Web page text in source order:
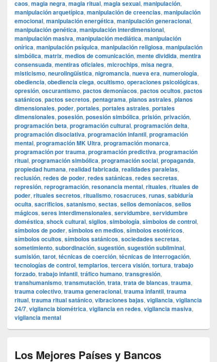
caos, magia negra, magia ritual, magia sexual, manipulación,
manipulación arquetípica, manipulación de creencias, manipulación
emocional, manipulación energética, manipulación generacional,
manipulación genética, manipulación interdimensional,
manipulación masiva, manipulación mediática, manipulación
onírica, manipulación psíquica, manipulación religiosa, manipulación
simbólica, matrix, medios de comunicación, mente dividida, mentira
consensuada, mentiras oficiales, microchips, misa negra,
misticismo, neurolingüística, nigromancia, nueva era, numerología,
obediencia, obediencia ciega, ocultismo, operaciones psicológicas,
opresión, oscurantismo, pactos demoníacos, pactos ocultos, pactos
satánicos, pactos secretos, pentagrama, planos astrales, planos
dimensionales, poder, portales, portales astrales, portales
dimensionales, posesión, posesión simbólica, prisión, privación,
programación beta, programación cultural, programación delta,
programación disociativa, programación infantil, programación
mental, programación MK Ultra, programación monarca,
programación por trauma, programación predictiva, programación
ritual, programación simbólica, programación social, propaganda,
propiedad humana, realidad fabricada, realidades paralelas,
reclusión, redes de poder, redes satánicas, redes secretas,
represión, reprogramación, resonancia mental, rituales, rituales de
poder, rituales secretos, ritualismo, rosacruces, runas, sabiduría
oculta, sacrificios, satanismo, sectas, sellos demoníacos, sellos
mágicos, seres interdimensionales, servidumbre, servidumbre
doméstica, shock cultural, sigilos, simbología, símbolos de control,
símbolos de poder, símbolos en medios, símbolos esotéricos,
símbolos ocultos, símbolos satánicos, sociedades secretas,
sometimiento, subordinación, sugestión, sugestión subliminal,
sumisión, tarot, técnicas de coerción, técnicas de interrogación,
tecnologías de control, templarios, tercera visión, tortura, trabajo
forzado, trabajo infantil, tráfico humano, transgresión,
transhumanismo, transmutación, trata, trata de blancas, trauma,
trauma colectivo, trauma generacional, trauma infantil, trauma
ritual, trauma ritual satánico, vibraciones bajas, vigilancia, vigilancia
24/7, vigilancia biométrica, vigilancia en redes, vigilancia masiva,
vigilancia mental
Los Mejores Países y Bancos